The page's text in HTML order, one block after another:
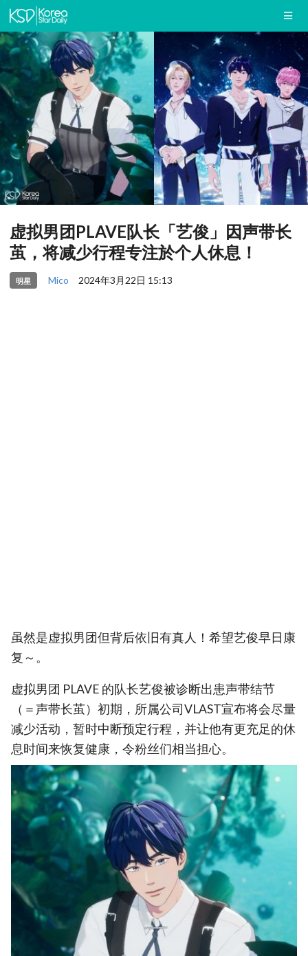
虚拟男团PLAVE队长「艺俊」因声带长
茧，将减少行程专注於个人休息！
明星 Mico 2024年3月22日 15:13
虽然是虚拟男团但背后依旧有真人！希望艺俊早日康
复～。
虚拟男团 PLAVE 的队长艺俊被诊断出患声带结节
（＝声带长茧）初期，所属公司VLAST宣布将会尽量
减少活动，暂时中断预定行程，并让他有更充足的休
息时间来恢复健康，令粉丝们相当担心。